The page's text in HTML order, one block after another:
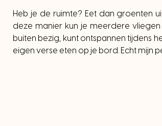
Heb je de ruimte? Eet dan groenten
deze manier kun je meerdere vliegen
buiten bezig, kunt ontspannen tijdens
eigen verse eten op je bord. Echt mijn